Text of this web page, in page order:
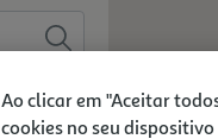
Ao clicar em "Aceitar
cookies no seu